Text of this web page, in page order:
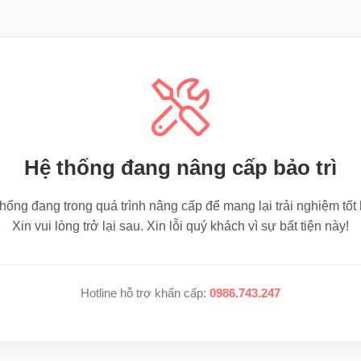
Hệ thống đang nâng cấp bảo trì
đang trong quá trình nâng cấp để mang lại trải nghiệm tốt
Xin vui lòng trở lại sau. Xin lỗi quý khách vì sự bất tiện này!
Hotline hỗ trợ khẩn cấp: 0986.743.247